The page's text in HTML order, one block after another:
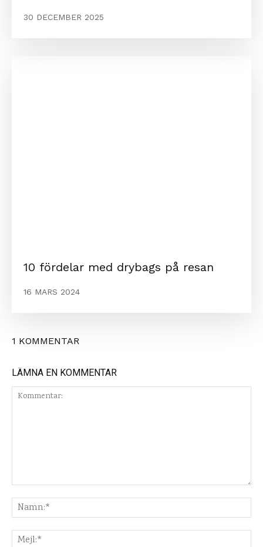
30 DECEMBER 2025
10 fördelar med drybags på resan
16 MARS 2024
1 KOMMENTAR
LÄMNA EN KOMMENTAR